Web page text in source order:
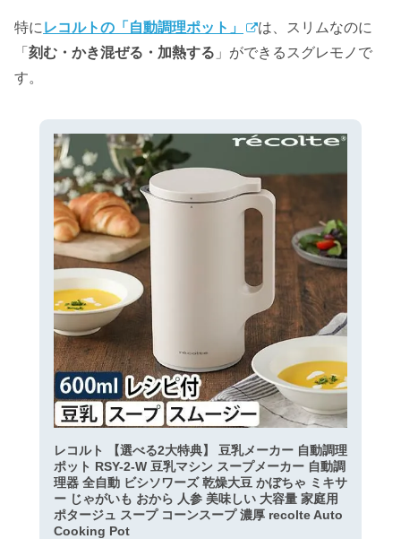
特に レコルトの「自動調理ポット」
は、スリムなのに
「 刻む・かき混ぜる・加熱する 」ができるスグレモノで
す。
レコルト 【選べる2大特典】 豆乳メーカー 自動調理
ポット RSY-2-W 豆乳マシン スープメーカー 自動調
理器 全自動 ビシソワーズ 乾燥大豆 かぼちゃ ミキサ
ー じゃがいも おから 人参 美味しい 大容量 家庭用
ポタージュ スープ コーンスープ 濃厚 recolte Auto
Cooking Pot